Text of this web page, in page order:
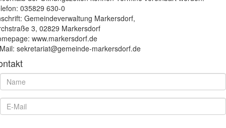
035829 630-0
Gemeindeverwaltung Markersdorf,
3, 02829 Markersdorf
www.markersdorf.de
sekretariat@gemeinde-markersdorf.de